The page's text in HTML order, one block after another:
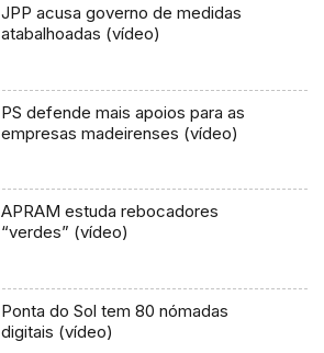
JPP acusa governo de medidas
atabalhoadas (vídeo)
PS defende mais apoios para as
empresas madeirenses (vídeo)
APRAM estuda rebocadores
“verdes” (vídeo)
Ponta do Sol tem 80 nómadas
digitais (vídeo)